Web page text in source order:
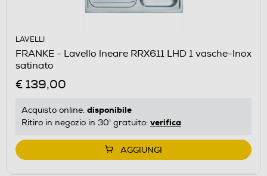
LAVELLI
FRANKE - Lavello lneare RRX611 LHD 1 vasche-Inox
satinato
€ 139,00
Acquisto online: disponibile
Ritiro in negozio in 30' gratuito: verifica
AGGIUNGI